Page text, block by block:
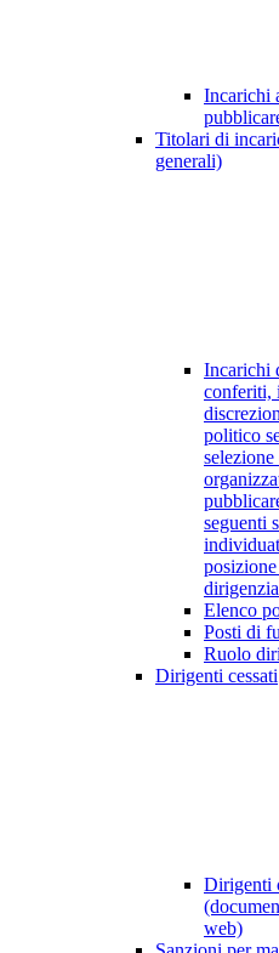
Incarichi
Titolari di
generali)
Incarichi
conferiti,
politico
seguenti
Elenco
Posti di
Ruolo
Dirigenti cessati
Dirigenti
web)